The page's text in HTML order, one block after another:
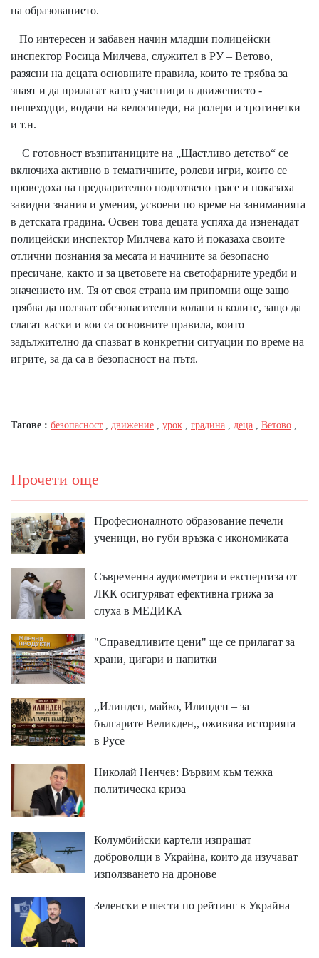
на образованието.
По интересен и забавен начин младши полицейски
инспектор Росица Милчева, служител в РУ – Ветово,
разясни на децата основните правила, които те трябва за
знаят и да прилагат като участници в движението -
пешеходци, водачи на велосипеди, на ролери и тротинетки
и т.н.
С готовност възпитаниците на „Щастливо детство“ се
включиха активно в тематичните, ролеви игри, които се
проведоха на предварително подготвено трасе и показаха
завидни знания и умения, усвоени по време на заниманията
в детската градина. Освен това децата успяха да изненадат
полицейски инспектор Милчева като й показаха своите
отлични познания за месата и начините за безопасно
пресичане, както и за цветовете на светофарните уредби и
значението им. Тя от своя страна им припомни още защо
трябва да ползват обезопасителни колани в колите, защо да
слагат каски и кои са основните правила, които
задължително да спазват в конкретни ситуации по време на
игрите, за да са в безопасност на пътя.
Тагове : безопасност движение урок градина деца Ветово
Прочети още
Професионалното образование печели
ученици, но губи връзка с икономиката
Съвременна аудиометрия и експертиза от
ЛКК осигуряват ефективна грижа за
слуха в МЕДИКА
"Справедливите цени" ще се прилагат за
храни, цигари и напитки
,,Илинден, майко, Илинден – за
българите Великден,, оживява историята
в Русе
Николай Ненчев: Вървим към тежка
политическа криза
Колумбийски картели изпращат
доброволци в Украйна, които да изучават
използването на дронове
Зеленски е шести по рейтинг в Украйна